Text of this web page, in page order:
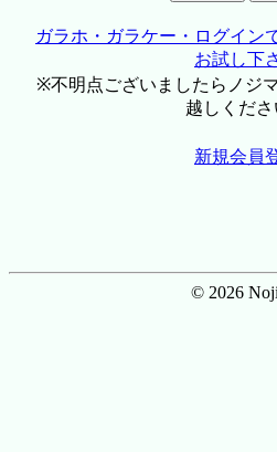
ガラホ・ガラケー・ログイン
お試し下
※不明点ございましたらノジ
越しくださ
新規会員
© 2026